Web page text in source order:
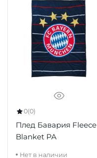
0(0)
Плед Бавария Fleece
Blanket PA
Нет в наличии